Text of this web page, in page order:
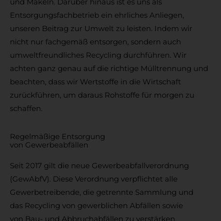
und Makeln. Darüber hinaus ist es uns als
Entsorgungsfachbetrieb ein ehrliches Anliegen,
unseren Beitrag zur Umwelt zu leisten. Indem wir
nicht nur fachgemäß entsorgen, sondern auch
umweltfreundliches Recycling durchführen. Wir
achten ganz genau auf die richtige Mülltrennung und
beachten, dass wir Wertstoffe in die Wirtschaft
zurückführen, um daraus Rohstoffe für morgen zu
schaffen.
Regelmäßige Entsorgung
von Gewerbeabfällen
Seit 2017 gilt die neue Gewerbeabfallverordnung
(GewAbfV). Diese Verordnung verpflichtet alle
Gewerbetreibende, die getrennte Sammlung und
das Recycling von gewerblichen Abfällen sowie
von Bau- und Abbruchabfällen zu verstärken.